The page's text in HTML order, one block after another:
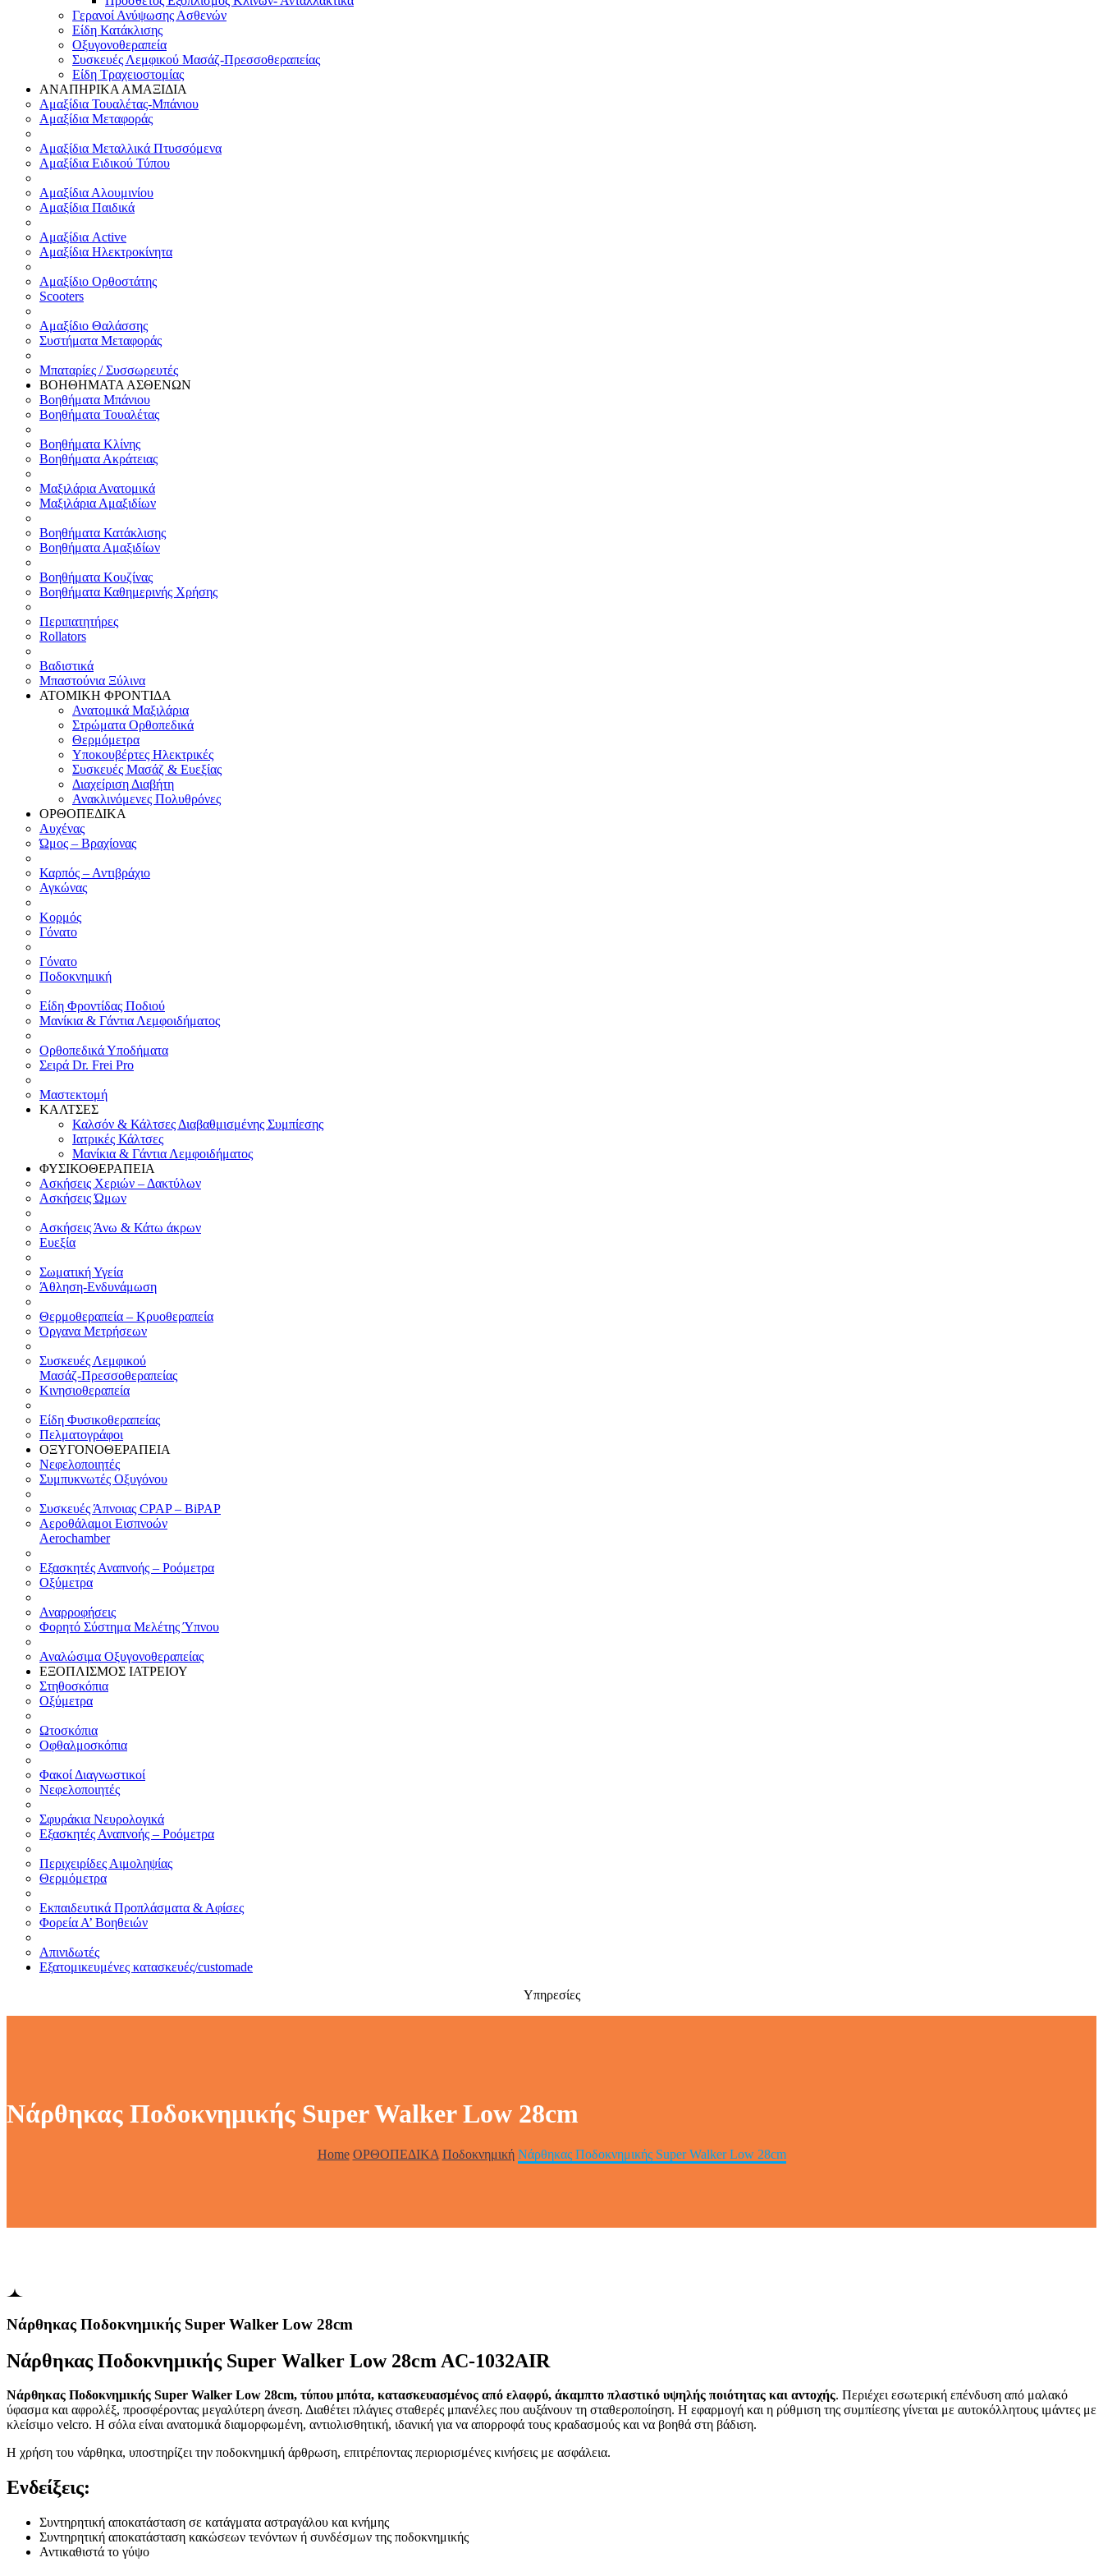
Γερανοί Ανύψωσης Ασθενών
Είδη Κατάκλισης
Οξυγονοθεραπεία
Συσκευές Λεμφικού Μασάζ-Πρεσσοθεραπείας
Είδη Τραχειοστομίας
ΑΝΑΠΗΡΙΚΑ ΑΜΑΞΙΔΙΑ
Αμαξίδια Τουαλέτας-Μπάνιου
Αμαξίδια Μεταφοράς
Αμαξίδια Μεταλλικά Πτυσσόμενα
Αμαξίδια Ειδικού Τύπου
Αμαξίδια Αλουμινίου
Αμαξίδια Παιδικά
Αμαξίδια Active
Αμαξίδια Ηλεκτροκίνητα
Αμαξίδιο Ορθοστάτης
Scooters
Αμαξίδιο Θαλάσσης
Συστήματα Μεταφοράς
Μπαταρίες / Συσσωρευτές
ΒΟΗΘΗΜΑΤΑ ΑΣΘΕΝΩΝ
Βοηθήματα Μπάνιου
Βοηθήματα Τουαλέτας
Βοηθήματα Κλίνης
Βοηθήματα Ακράτειας
Μαξιλάρια Ανατομικά
Μαξιλάρια Αμαξιδίων
Βοηθήματα Κατάκλισης
Βοηθήματα Αμαξιδίων
Βοηθήματα Κουζίνας
Βοηθήματα Καθημερινής Χρήσης
Περιπατητήρες
Rollators
Βαδιστικά
Μπαστούνια Ξύλινα
ΑΤΟΜΙΚΗ ΦΡΟΝΤΙΔΑ
Ανατομικά Μαξιλάρια
Στρώματα Ορθοπεδικά
Θερμόμετρα
Υποκουβέρτες Ηλεκτρικές
Συσκευές Μασάζ & Ευεξίας
Διαχείριση Διαβήτη
Ανακλινόμενες Πολυθρόνες
ΟΡΘΟΠΕΔΙΚΑ
Αυχένας
Ώμος – Βραχίονας
Καρπός – Αντιβράχιο
Αγκώνας
Κορμός
Γόνατο
Γόνατο
Ποδοκνημική
Είδη Φροντίδας Ποδιού
Μανίκια & Γάντια Λεμφοιδήματος
Ορθοπεδικά Υποδήματα
Σειρά Dr. Frei Pro
Μαστεκτομή
ΚΑΛΤΣΕΣ
Καλσόν & Κάλτσες Διαβαθμισμένης Συμπίεσης
Ιατρικές Κάλτσες
Μανίκια & Γάντια Λεμφοιδήματος
ΦΥΣΙΚΟΘΕΡΑΠΕΙΑ
Ασκήσεις Χεριών – Δακτύλων
Ασκήσεις Ώμων
Ασκήσεις Άνω & Κάτω άκρων
Ευεξία
Σωματική Υγεία
Άθληση-Ενδυνάμωση
Θερμοθεραπεία – Κρυοθεραπεία
Όργανα Μετρήσεων
Συσκευές Λεμφικού
Μασάζ-Πρεσσοθεραπείας
Κινησιοθεραπεία
Είδη Φυσικοθεραπείας
Πελματογράφοι
ΟΞΥΓΟΝΟΘΕΡΑΠΕΙΑ
Νεφελοποιητές
Συμπυκνωτές Οξυγόνου
Συσκευές Άπνοιας CPAP – BiPAP
Αεροθάλαμοι Εισπνοών
Aerochamber
Εξασκητές Αναπνοής – Ροόμετρα
Οξύμετρα
Αναρροφήσεις
Φορητό Σύστημα Μελέτης Ύπνου
Αναλώσιμα Οξυγονοθεραπείας
ΕΞΟΠΛΙΣΜΟΣ ΙΑΤΡΕΙΟΥ
Στηθοσκόπια
Οξύμετρα
Ωτοσκόπια
Οφθαλμοσκόπια
Φακοί Διαγνωστικοί
Νεφελοποιητές
Σφυράκια Νευρολογικά
Εξασκητές Αναπνοής – Ροόμετρα
Περιχειρίδες Αιμοληψίας
Θερμόμετρα
Εκπαιδευτικά Προπλάσματα & Αφίσες
Φορεία Α’ Βοηθειών
Απινιδωτές
Εξατομικευμένες κατασκευές/customade
Υπηρεσίες
Νάρθηκας Ποδοκνημικής Super Walker Low 28cm
Home ΟΡΘΟΠΕΔΙΚΑ Ποδοκνημική Νάρθηκας Ποδοκνημικής Super Walker Low 28cm
Νάρθηκας Ποδοκνημικής Super Walker Low 28cm
Νάρθηκας Ποδοκνημικής Super Walker Low 28cm AC-1032AIR
Νάρθηκας Ποδοκνημικής Super Walker Low 28cm, τύπου μπότα, κατασκευασμένος από ελαφρύ, άκαμπτο πλαστικό υψηλής ποιότητας και αντοχής. Περιέχει εσωτερική επένδυση από μαλακό
ύφασμα και αφρολέξ, προσφέροντας μεγαλύτερη άνεση. Διαθέτει πλάγιες σταθερές μπανέλες που αυξάνουν τη σταθεροποίηση. Η εφαρμογή και η ρύθμιση της συμπίεσης γίνεται με αυτοκόλλητους ιμάντες με
κλείσιμο velcro. Η σόλα είναι ανατομικά διαμορφωμένη, αντιολισθητική, ιδανική για να απορροφά τους κραδασμούς και να βοηθά στη βάδιση.
Η χρήση του νάρθηκα, υποστηρίζει την ποδοκνημική άρθρωση, επιτρέποντας περιορισμένες κινήσεις με ασφάλεια.
Ενδείξεις:
Συντηρητική αποκατάσταση σε κατάγματα αστραγάλου και κνήμης
Συντηρητική αποκατάσταση κακώσεων τενόντων ή συνδέσμων της ποδοκνημικής
Αντικαθιστά το γύψο